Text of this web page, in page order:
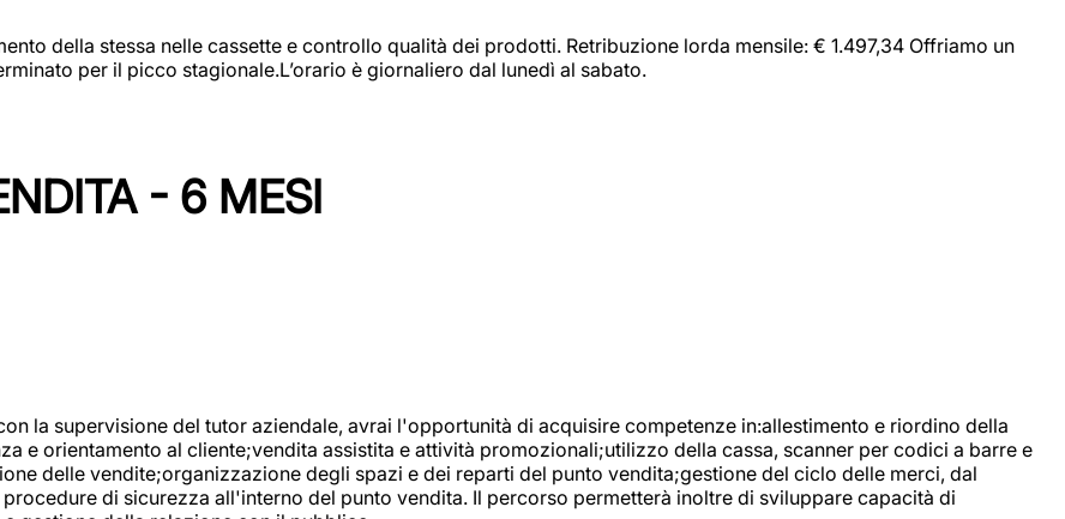
della stessa nelle cassette e controllo qualità dei prodotti. Retribuzione lorda mensile: € 1.497,34 Offriamo un
per il picco stagionale.L’orario è giornaliero dal lunedì al sabato.
- 6 MESI
la supervisione del tutor aziendale, avrai l'opportunità di acquisire competenze in:allestimento e riordino della
e orientamento al cliente;vendita assistita e attività promozionali;utilizzo della cassa, scanner per codici a barre e
delle vendite;organizzazione degli spazi e dei reparti del punto vendita;gestione del ciclo delle merci, dal
di sicurezza all'interno del punto vendita. Il percorso permetterà inoltre di sviluppare capacità di